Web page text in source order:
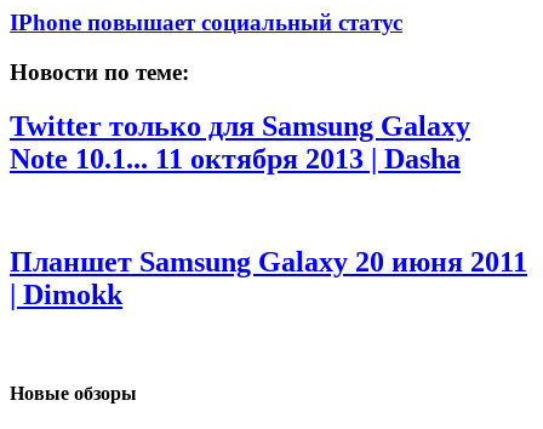
IPhone повышает социальный статус
Новости по теме:
Twitter только для Samsung Galaxy
Note 10.1... 11 октября 2013 | Dasha
Планшет Samsung Galaxy 20 июня 2011
| Dimokk
Новые обзоры